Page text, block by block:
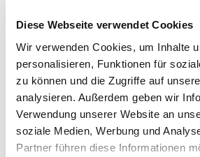
Diese Webseite verwendet Cookies
Wir verwenden Cookies, um Inhalte
personalisieren, Funktionen für
zu können und die Zugriffe auf
analysieren. Außerdem geben wir
Verwendung unserer Website an
soziale Medien, Werbung und
Partner führen diese Informationen